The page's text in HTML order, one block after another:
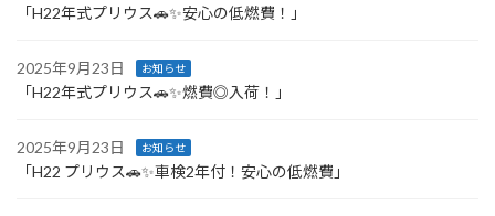
「H22年式プリウス🚗✨安心の低燃費！」
2025年9月23日 お知らせ
「H22年式プリウス🚗✨燃費◎入荷！」
2025年9月23日 お知らせ
「H22 プリウス🚗✨車検2年付！安心の低燃費」